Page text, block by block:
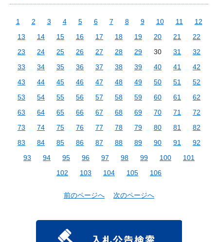
1 2 3 4 5 6 7 8 9 10 11
12
13
14 15 16 17 18 19 20 21
22
23
24 25 26 27 28 29 30 31
32
33
34 35 36 37 38 39 40 41
42
43
44 45 46 47 48 49 50 51
52
53
54 55 56 57 58 59 60 61
62
63
64 65 66 67 68 69 70 71
72
73
74 75 76 77 78 79 80 81
82
83
84 85 86 87 88 89 90 91
92
93
94 95 96 97 98 99 100
101
102
103 104 105 106
前のページへ 次のページへ